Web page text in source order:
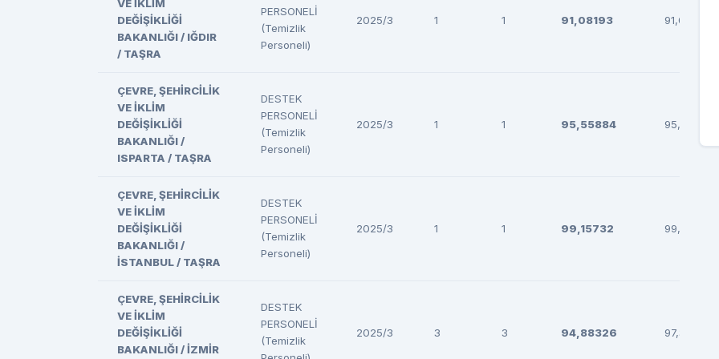
VE İKLİM
DEĞİŞİKLİĞİ
BAKANLIĞI / IĞDIR
/ TAŞRA
PERSONELİ
(Temizlik
Personeli)
2025/3 1 1 91,08193 91,08193
ÇEVRE, ŞEHİRCİLİK
VE İKLİM
DEĞİŞİKLİĞİ
BAKANLIĞI /
ISPARTA / TAŞRA
DESTEK
PERSONELİ
(Temizlik
Personeli)
2025/3 1 1 95,55884 95,55884
ÇEVRE, ŞEHİRCİLİK
VE İKLİM
DEĞİŞİKLİĞİ
BAKANLIĞI /
İSTANBUL / TAŞRA
DESTEK
PERSONELİ
(Temizlik
Personeli)
2025/3 1 1 99,15732 99,15732
ÇEVRE, ŞEHİRCİLİK
VE İKLİM
DEĞİŞİKLİĞİ
BAKANLIĞI / İZMİR
DESTEK
PERSONELİ
(Temizlik
2025/3 3 3 94,88326 97,33795